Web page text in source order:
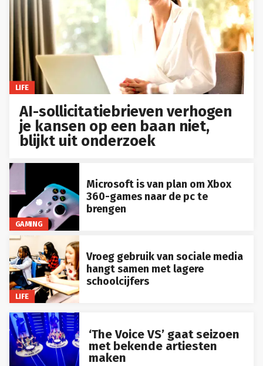
LIFE
AI-sollicitatiebrieven verhogen
je kansen op een baan niet,
blijkt uit onderzoek
GAMING
Microsoft is van plan om Xbox
360-games naar de pc te
brengen
LIFE
Vroeg gebruik van sociale media
hangt samen met lagere
schoolcijfers
‘The Voice VS’ gaat seizoen
met bekende artiesten
maken